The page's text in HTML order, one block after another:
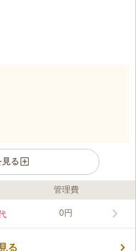
見る
な空間が広がる市民墓園で
おり、お墓参りで出たゴミ
管理費
0円
る